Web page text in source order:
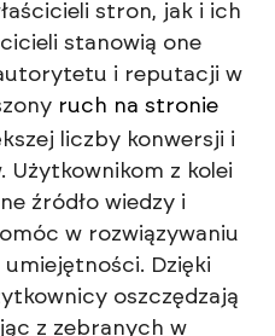
stron, jak i ich
stanowią one
i reputacji w
ruch na stronie
liczby konwersji i
z kolei
źródło wiedzy i
w rozwiązywaniu
Dzięki
oszczędzają
z zebranych w